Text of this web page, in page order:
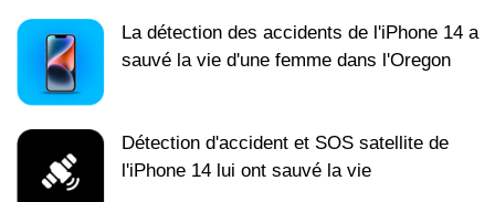
La détection des accidents de l'iPhone 14 a
sauvé la vie d'une femme dans l'Oregon
Détection d'accident et SOS satellite de
l'iPhone 14 lui ont sauvé la vie